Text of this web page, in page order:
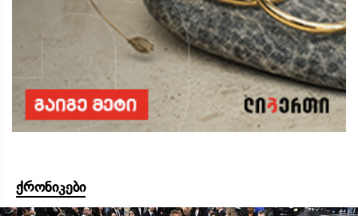
ქრონიკები